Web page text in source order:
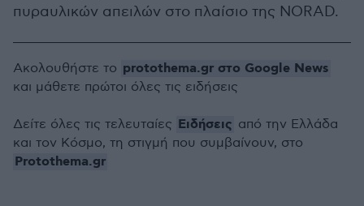
πυραυλικών απειλών στο πλαίσιο της NORAD.
Ακολουθήστε το protothema.gr στο Google News
και μάθετε πρώτοι όλες τις ειδήσεις
Δείτε όλες τις τελευταίες Ειδήσεις από την Ελλάδα
και τον Κόσμο, τη στιγμή που συμβαίνουν, στο
Protothema.gr